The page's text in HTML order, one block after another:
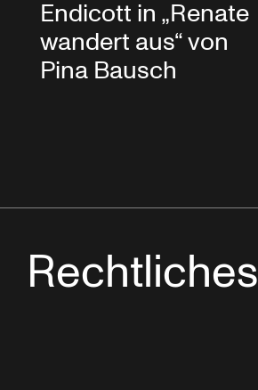
Endicott in „Renate
wandert aus“ von
Pina Bausch
Rechtliches